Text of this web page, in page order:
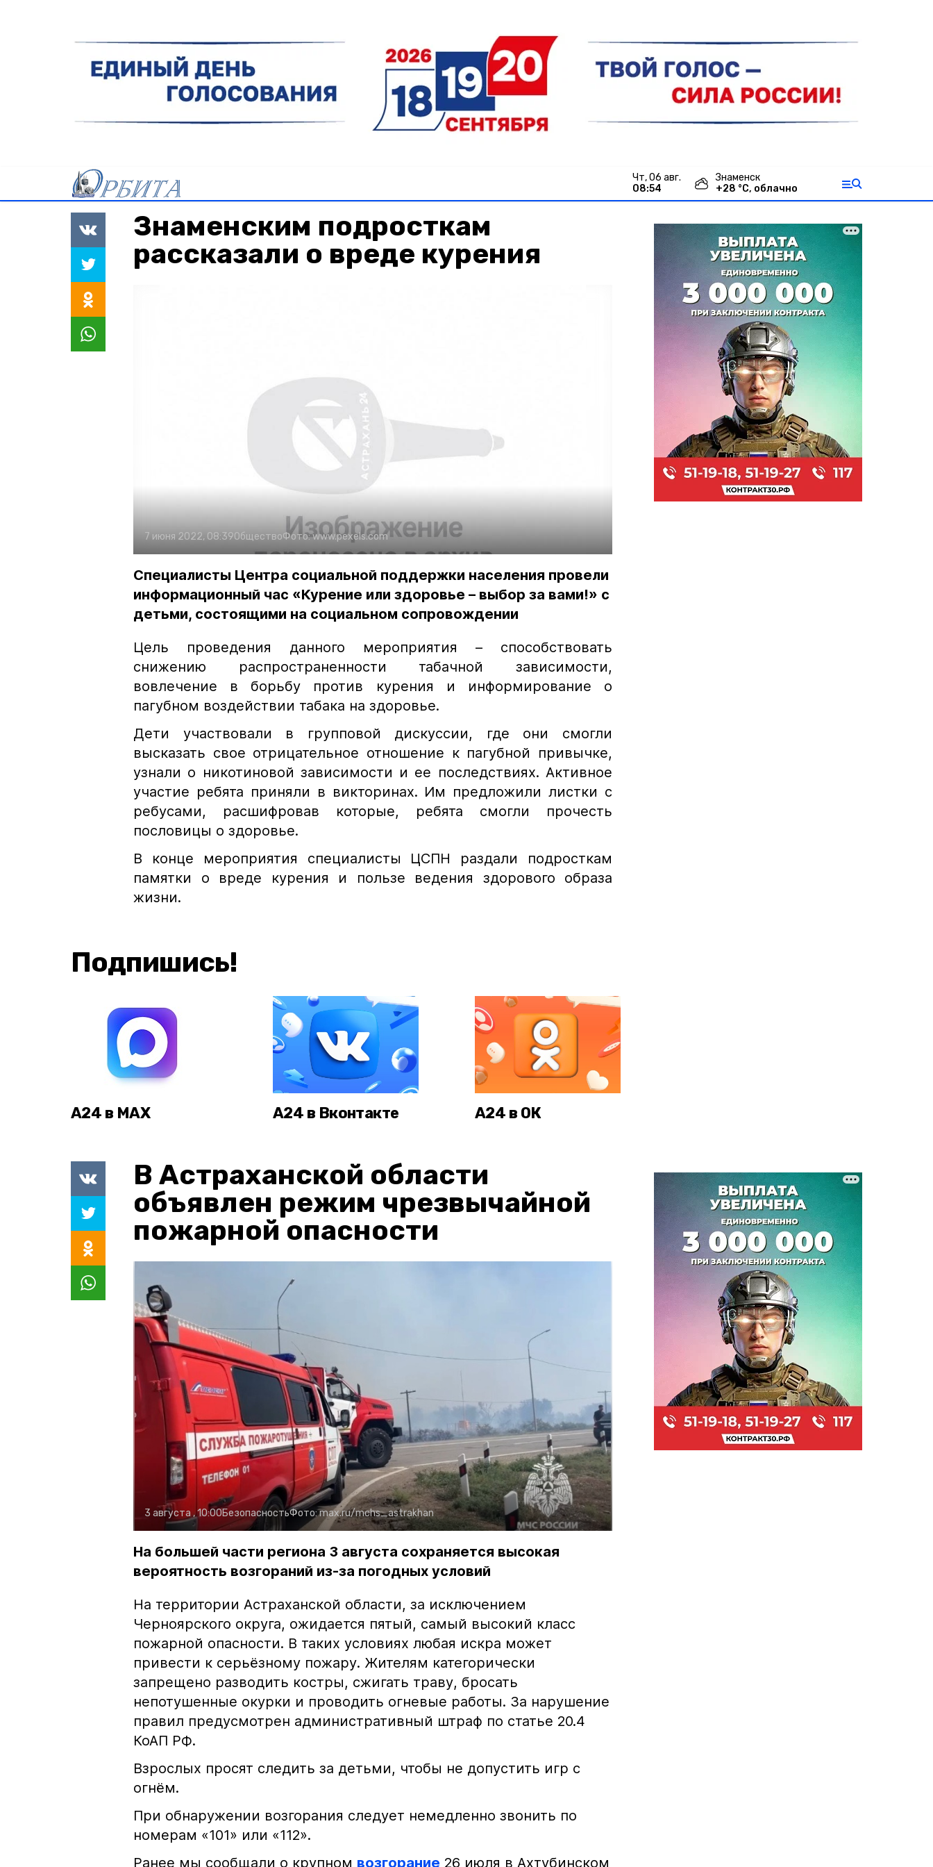
чт, 06 авг.
08:54
Знаменск
+28 °С, облачно
Знаменским подросткам
рассказали о вреде курения
7 июня 2022, 08:39ОбществоФото:www.pexels.com
Специалисты Центра социальной поддержки населения провели
информационный час «Курение или здоровье – выбор за вами!» с
детьми, состоящими на социальном сопровождении
Цель проведения данного мероприятия – способствовать
снижению распространенности табачной зависимости,
вовлечение в борьбу против курения и информирование о
пагубном воздействии табака на здоровье.
Дети участвовали в групповой дискуссии, где они смогли
высказать свое отрицательное отношение к пагубной привычке,
узнали о никотиновой зависимости и ее последствиях. Активное
участие ребята приняли в викторинах. Им предложили листки с
ребусами, расшифровав которые, ребята смогли прочесть
пословицы о здоровье.
В конце мероприятия специалисты ЦСПН раздали подросткам
памятки о вреде курения и пользе ведения здорового образа
жизни.
Подпишись!
А24 в MAX А24 в Вконтакте А24 в ОК
В Астраханской области
объявлен режим чрезвычайной
пожарной опасности
3 августа , 10:00БезопасностьФото:max.ru/mchs_astrakhan
На большей части региона 3 августа сохраняется высокая
вероятность возгораний из-за погодных условий
На территории Астраханской области, за исключением
Черноярского округа, ожидается пятый, самый высокий класс
пожарной опасности. В таких условиях любая искра может
привести к серьёзному пожару. Жителям категорически
запрещено разводить костры, сжигать траву, бросать
непотушенные окурки и проводить огневые работы. За нарушение
правил предусмотрен административный штраф по статье 20.4
КоАП РФ.
Взрослых просят следить за детьми, чтобы не допустить игр с
огнём.
При обнаружении возгорания следует немедленно звонить по
номерам «101» или «112».
Ранее мы сообщали о крупном возгорание 26 июля в Ахтубинском